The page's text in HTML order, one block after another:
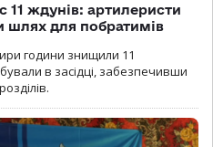
11 ждунів: артилеристи
шлях для побратимів
години знищили 11
в засідці, забезпечивши